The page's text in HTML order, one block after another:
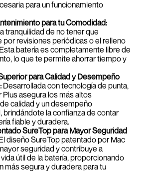
para un funcionamiento
para tu Comodidad:
tranquilidad de no tener que
por revisiones periódicas o el relleno
batería es completamente libre de
lo que te permite ahorrar tiempo y
para Calidad y Desempeño
Desarrollada con tecnología de punta,
Plus asegura los más altos
calidad y un desempeño
brindándote la confianza de contar
fiable y duradera.
SureTop para Mayor Seguridad
diseño SureTop patentado por Mac
seguridad y contribuye a
útil de la batería, proporcionando
más segura y duradera para tu